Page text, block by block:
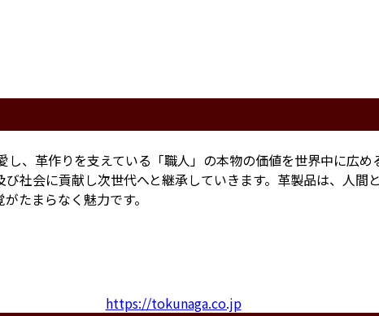
、革作りを支えている「職人」の本物の価値を世界中に広
社会に貢献し次世代へと継承していきます。革製品は、人
たまらなく魅力です。
https://tokunaga.co.jp